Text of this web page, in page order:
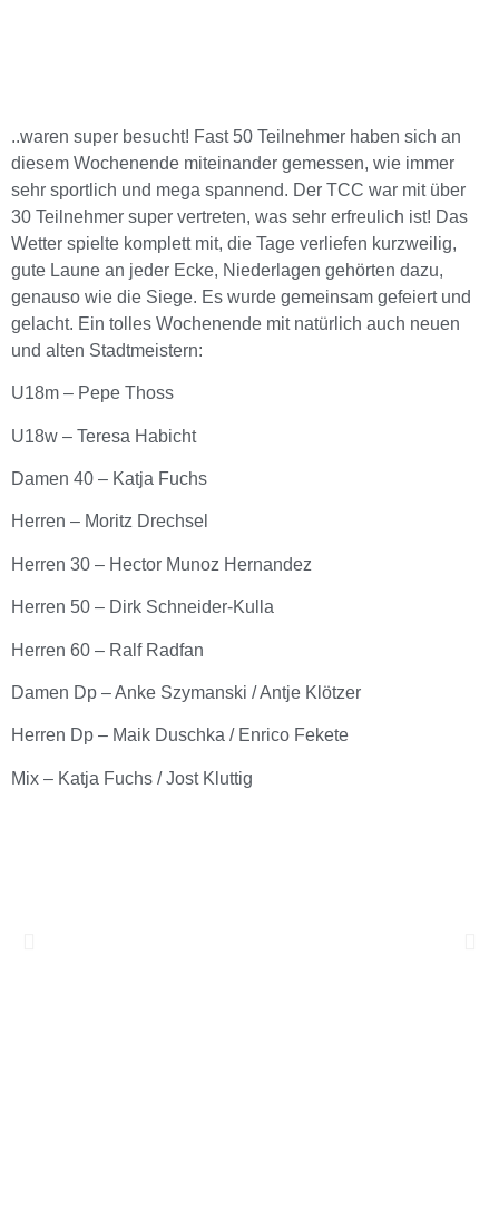
..waren super besucht! Fast 50 Teilnehmer haben sich an
diesem Wochenende miteinander gemessen, wie immer
sehr sportlich und mega spannend. Der TCC war mit über
30 Teilnehmer super vertreten, was sehr erfreulich ist! Das
Wetter spielte komplett mit, die Tage verliefen kurzweilig,
gute Laune an jeder Ecke, Niederlagen gehörten dazu,
genauso wie die Siege. Es wurde gemeinsam gefeiert und
gelacht. Ein tolles Wochenende mit natürlich auch neuen
und alten Stadtmeistern:
U18m – Pepe Thoss
U18w – Teresa Habicht
Damen 40 – Katja Fuchs
Herren – Moritz Drechsel
Herren 30 – Hector Munoz Hernandez
Herren 50 – Dirk Schneider-Kulla
Herren 60 – Ralf Radfan
Damen Dp – Anke Szymanski / Antje Klötzer
Herren Dp – Maik Duschka / Enrico Fekete
Mix – Katja Fuchs / Jost Kluttig